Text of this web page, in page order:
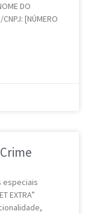
DO
[NÚMERO
especiais
EXTRA”